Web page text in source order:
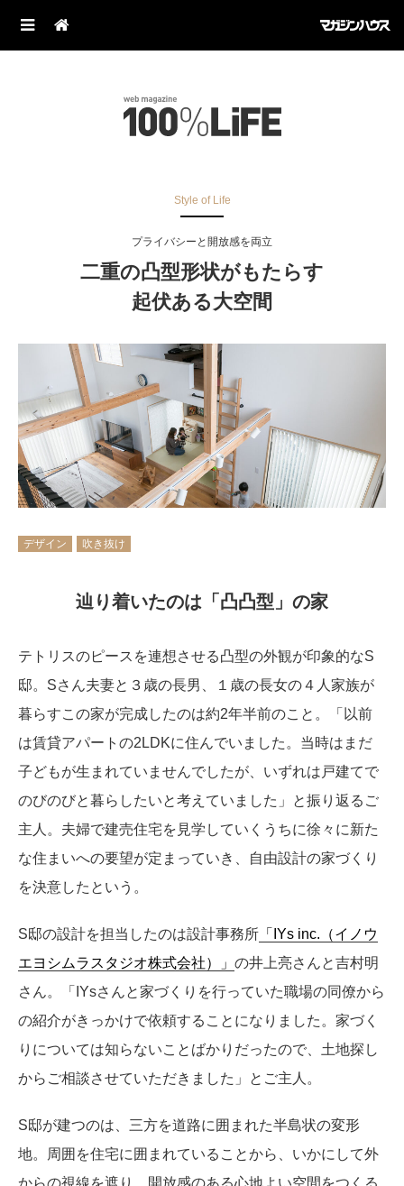
Style of Life
プライバシーと開放感を両立
二重の凸型形状がもたらす
起伏ある大空間
デザイン 吹き抜け
辿り着いたのは「凸凸型」の家
テトリスのピースを連想させる凸型の外観が印象的なS
邸。Sさん夫妻と３歳の長男、１歳の長女の４人家族が
暮らすこの家が完成したのは約2年半前のこと。「以前
は賃貸アパートの2LDKに住んでいました。当時はまだ
子どもが生まれていませんでしたが、いずれは戸建てで
のびのびと暮らしたいと考えていました」と振り返るご
主人。夫婦で建売住宅を見学していくうちに徐々に新た
な住まいへの要望が定まっていき、自由設計の家づくり
を決意したという。
S邸の設計を担当したのは設計事務所 「IYs inc.（イノウ
エヨシムラスタジオ株式会社）」 の井上亮さんと吉村明
さん。「IYsさんと家づくりを行っていた職場の同僚から
の紹介がきっかけで依頼することになりました。家づく
りについては知らないことばかりだったので、土地探し
からご相談させていただきました」とご主人。
S邸が建つのは、三方を道路に囲まれた半島状の変形
地。周囲を住宅に囲まれていることから、いかにして外
からの視線を遮り、開放感のある心地よい空間をつくる